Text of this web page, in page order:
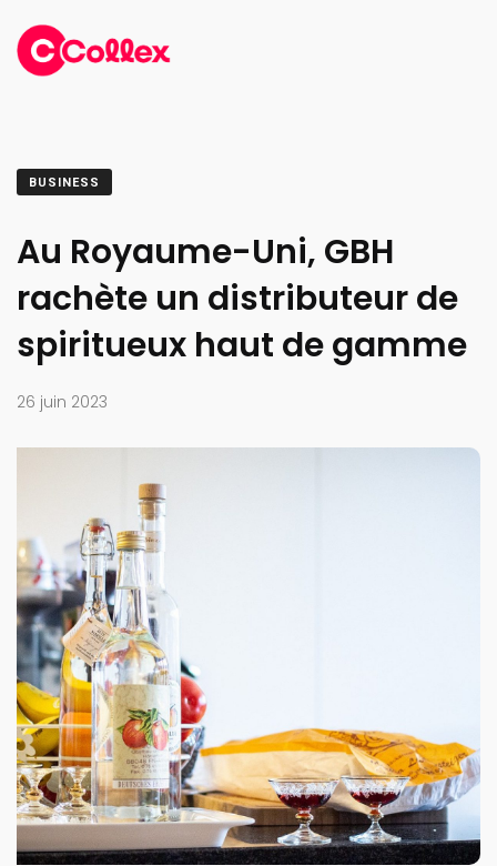
BUSINESS
Au Royaume-Uni, GBH
rachète un distributeur de
spiritueux haut de gamme
26 juin 2023